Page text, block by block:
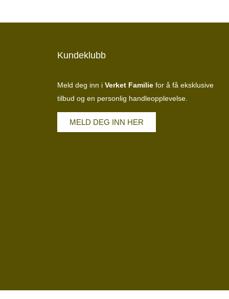
Kundeklubb
Meld deg inn i Verket Familie for å få eksklusive
tilbud og en personlig handleopplevelse.
MELD DEG INN HER